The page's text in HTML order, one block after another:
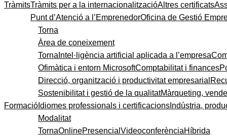
TràmitsTràmits per a la internacionalitzacióAltres certificats
Punt d’Atenció a l’EmprenedorOficina de Gestió
Formació
Torna
Àrea de coneixement
Torna Intel·ligència artificial aplicada a l’empresa
Ofimàtica i entorn MicrosoftComptabilitat i finances
Direcció, organització i productivitat empresarial
Sostenibilitat i gestió de la qualitatMàrqueting,
Idiomes professionals i certificacions Indústria,
Modalitat
TornaOnlinePresencial VideoconferènciaHíbrida